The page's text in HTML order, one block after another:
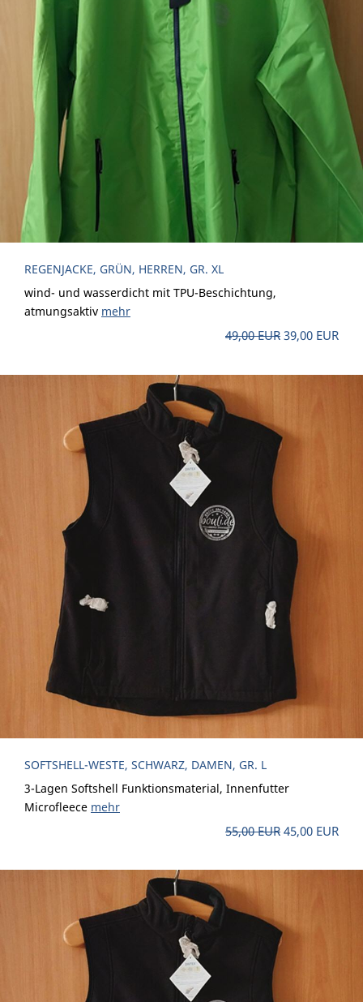
REGENJACKE, GRÜN, HERREN, GR. XL
wind- und wasserdicht mit TPU-Beschichtung,
atmungsaktiv mehr
49,00 EUR39,00 EUR
SOFTSHELL-WESTE, SCHWARZ, DAMEN, GR. L
3-Lagen Softshell Funktionsmaterial, Innenfutter
Microfleece mehr
55,00 EUR45,00 EUR